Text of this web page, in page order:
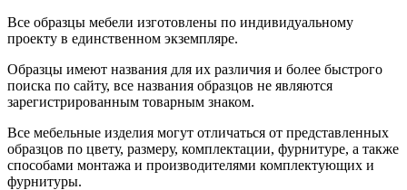
Все образцы мебели изготовлены по индивидуальному
проекту в единственном экземпляре.
Образцы имеют названия для их различия и более быстрого
поиска по сайту, все названия образцов не являются
зарегистрированным товарным знаком.
Все мебельные изделия могут отличаться от представленных
образцов по цвету, размеру, комплектации, фурнитуре, а также
способами монтажа и производителями комплектующих и
фурнитуры.